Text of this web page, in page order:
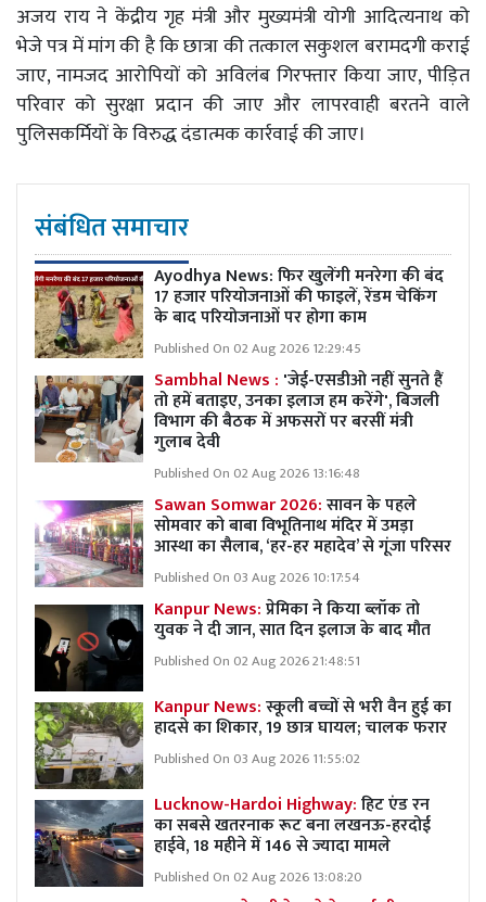
अजय राय ने केंद्रीय गृह मंत्री और मुख्यमंत्री योगी आदित्यनाथ को
भेजे पत्र में मांग की है कि छात्रा की तत्काल सकुशल बरामदगी कराई
जाए, नामजद आरोपियों को अविलंब गिरफ्तार किया जाए, पीड़ित
परिवार को सुरक्षा प्रदान की जाए और लापरवाही बरतने वाले
पुलिसकर्मियों के विरुद्ध दंडात्मक कार्रवाई की जाए।
संबंधित समाचार
Ayodhya News: फिर खुलेंगी मनरेगा की बंद
17 हजार परियोजनाओं की फाइलें, रेंडम चेकिंग
के बाद परियोजनाओं पर होगा काम
Published On 02 Aug 2026 12:29:45
Sambhal News : 'जेई-एसडीओ नहीं सुनते हैं
तो हमें बताइए, उनका इलाज हम करेंगे', बिजली
विभाग की बैठक में अफसरों पर बरसीं मंत्री
गुलाब देवी
Published On 02 Aug 2026 13:16:48
Sawan Somwar 2026:सावन के पहले
सोमवार को बाबा विभूतिनाथ मंदिर में उमड़ा
आस्था का सैलाब, ‘हर-हर महादेव’ से गूंजा परिसर
Published On 03 Aug 2026 10:17:54
Kanpur News:प्रेमिका ने किया ब्लॉक तो
युवक ने दी जान, सात दिन इलाज के बाद मौत
Published On 02 Aug 2026 21:48:51
Kanpur News:स्कूली बच्चों से भरी वैन हुई का
हादसे का शिकार, 19 छात्र घायल; चालक फरार
Published On 03 Aug 2026 11:55:02
Lucknow-Hardoi Highway:हिट एंड रन
का सबसे खतरनाक रूट बना लखनऊ-हरदोई
हाईवे, 18 महीने में 146 से ज्यादा मामले
Published On 02 Aug 2026 13:08:20